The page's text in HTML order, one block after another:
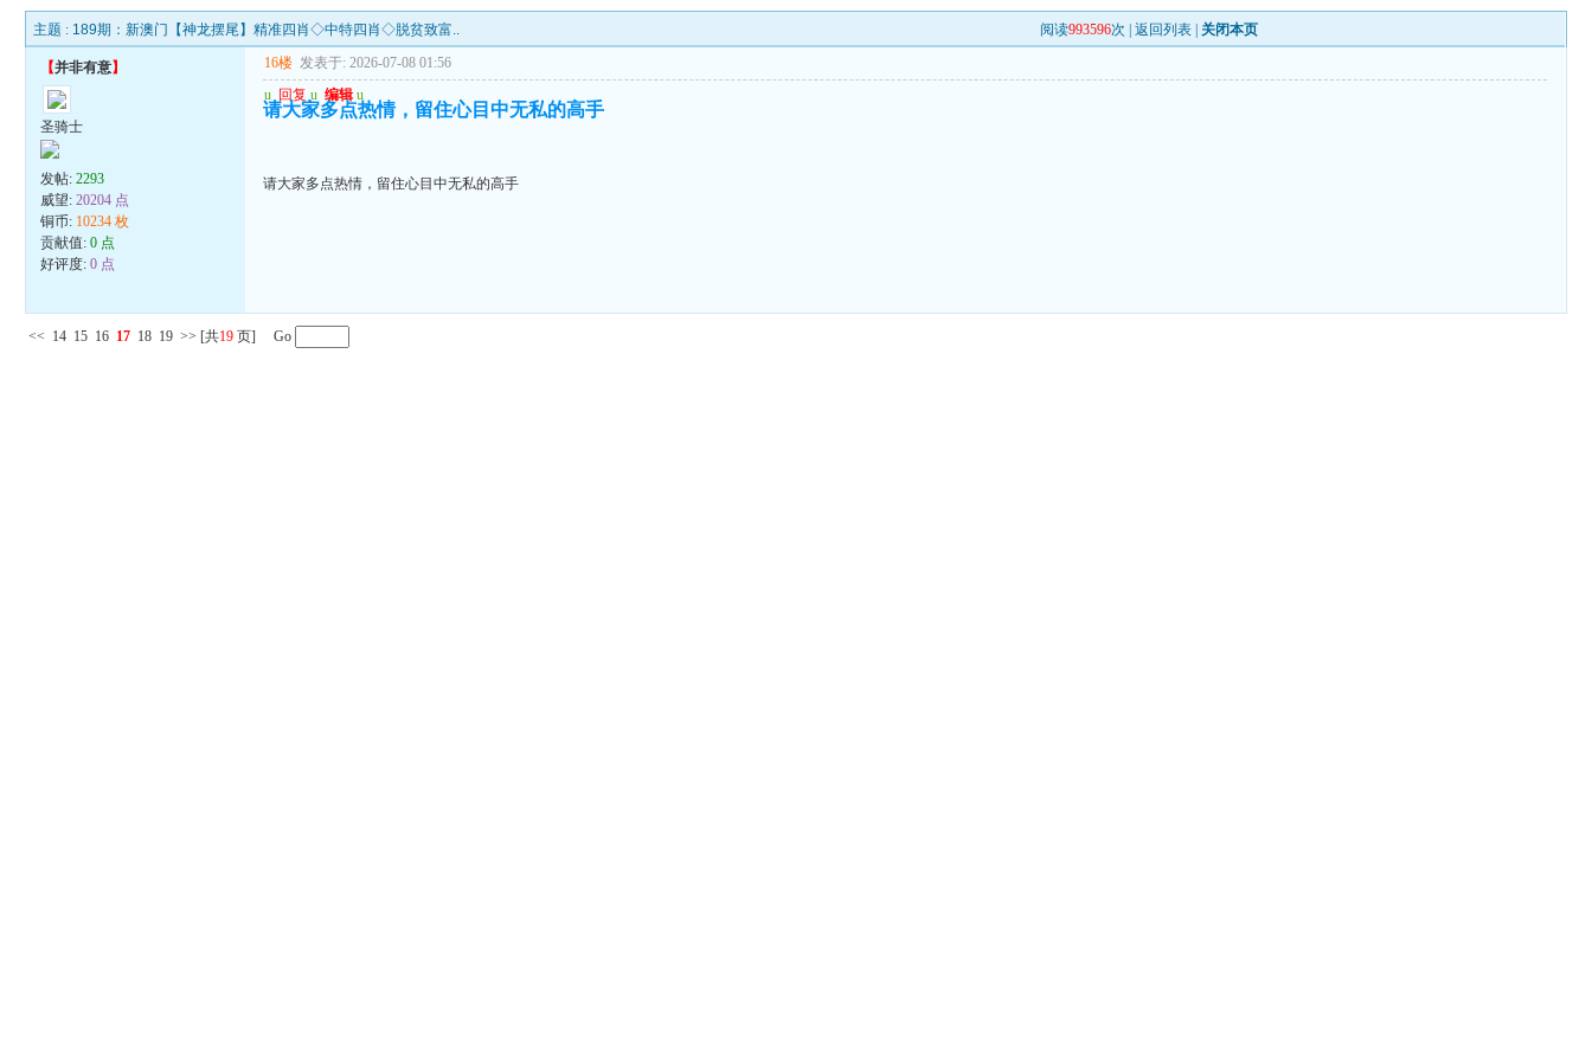
主题 : 189期：新澳门【神龙摆尾】精准四肖◇中特四肖◇脱贫致富.. 阅读993596次 |返回列表 关闭本页
【并非有意】
圣骑士
发帖:2293
威望:20204 点
铜币: 10234 枚
贡献值:0 点
好评度:0 点
16楼 发表于: 2026-07-08 01:56
u 回复 u 编辑 u
请大家多点热情，留住心目中无私的高手
请大家多点热情，留住心目中无私的高手
<< 14 15 16 17 18 19 >> [共19 页] Go